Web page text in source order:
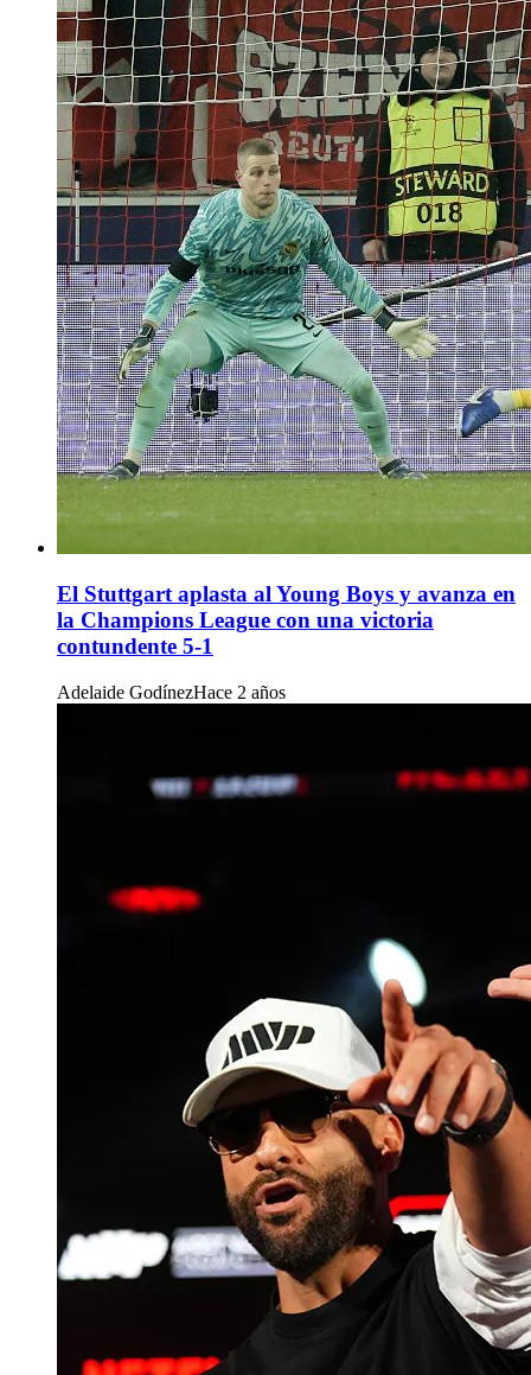
El Stuttgart aplasta al Young Boys y avanza en
la Champions League con una victoria
contundente 5-1
Adelaide GodínezHace 2 años